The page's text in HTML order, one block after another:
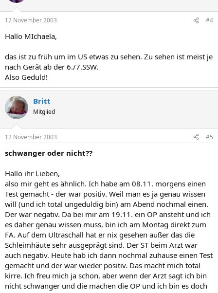
12 November 2003 #4
Hallo MIchaela,
das ist zu früh um im US etwas zu sehen. Zu sehen ist meist je
nach Gerät ab der 6./7.SSW.
Also Geduld!
Britt
Mitglied
12 November 2003 #5
schwanger oder nicht??
Hallo ihr Lieben,
also mir geht es ähnlich. Ich habe am 08.11. morgens einen
Test gemacht - der war positiv. Weil man es ja genau wissen
will (und ich total ungeduldig bin) am Abend nochmal einen.
Der war negativ. Da bei mir am 19.11. ein OP ansteht und ich
es daher genau wissen muss, bin ich am Montag direkt zum
FA. Auf dem Ultraschall hat er nix gesehen außer das die
Schleimhäute sehr ausgeprägt sind. Der ST beim Arzt war
auch negativ. Heute hab ich dann nochmal zuhause einen Test
gemacht und der war wieder positiv. Das macht mich total
kirre. Ich freu mich ja schon, aber wenn der Arzt sagt ich bin
nicht schwanger und die machen die OP und ich bin es doch